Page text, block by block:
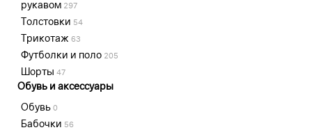
рукавом 297
Толстовки 54
Трикотаж 63
Футболки и поло 205
Шорты 47
Обувь и аксессуары
Обувь 0
Бабочки 56